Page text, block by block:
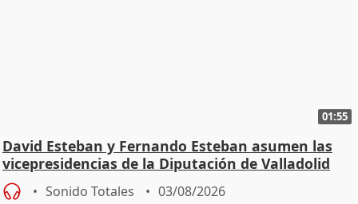
01:55
David Esteban y Fernando Esteban asumen las
vicepresidencias de la Diputación de Valladolid
Sonido Totales 03/08/2026